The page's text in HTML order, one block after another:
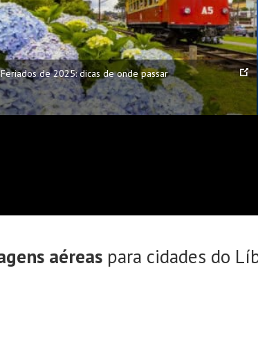
Feriados de 2025: dicas de onde passar
aéreaspara cidades do